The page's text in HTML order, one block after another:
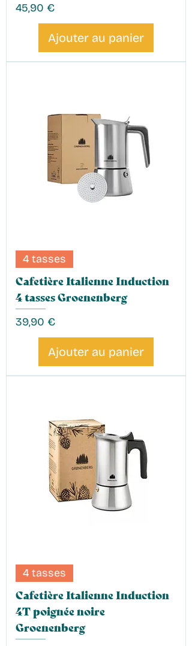
Prix
45,90 €
Ajouter au panier
4 tasses
Cafetière Italienne Induction
4 tasses Groenenberg
Prix
39,90 €
Ajouter au panier
4 tasses
Cafetière Italienne Induction
4T poignée noire
Groenenberg